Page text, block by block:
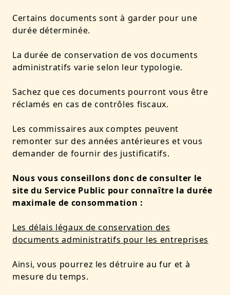
Certains documents sont à garder pour une
durée déterminée.
La durée de conservation de vos documents
administratifs varie selon leur typologie.
Sachez que ces documents pourront vous être
réclamés en cas de contrôles fiscaux.
Les commissaires aux comptes peuvent
remonter sur des années antérieures et vous
demander de fournir des justificatifs.
Nous vous conseillons donc de consulter le
site du Service Public pour connaître la durée
maximale de consommation :
Les délais légaux de conservation des
documents administratifs pour les entreprises
Ainsi, vous pourrez les détruire au fur et à
mesure du temps.